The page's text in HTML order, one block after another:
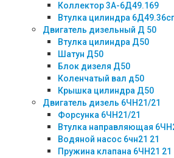
Коллектор 3А-6Д49.169
Втулка цилиндра
Двигатель дизельный Д 50
Втулка цилиндра Д50
Шатун Д50
Блок дизеля Д50
Коленчатый вал д50
Крышка цилиндра Д50
Двигатель дизель 6ЧН21/21
Форсунка 6ЧН21/21
Втулка направляющая
Водяной насос 6чн21 21
Пружина клапана 6ЧН21 21